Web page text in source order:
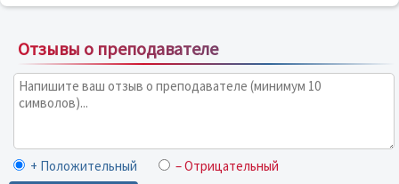
Отзывы о преподавателе
+ Положительный – Отрицательный